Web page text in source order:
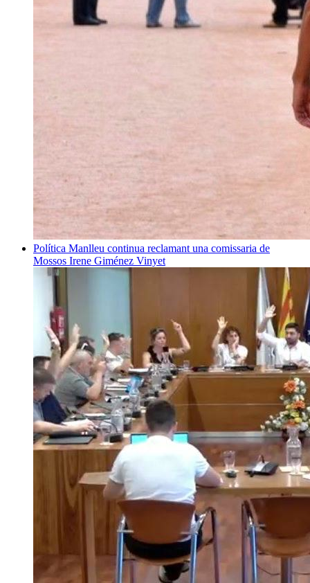
Política Manlleu continua reclamant una comissaria de
Mossos Irene Giménez Vinyet